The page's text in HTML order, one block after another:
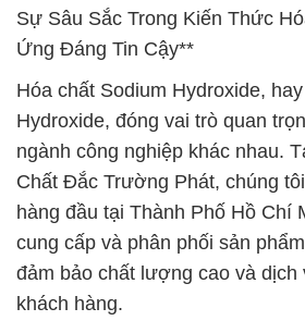
Sự Sâu Sắc Trong Kiến Thức
Ứng Đáng Tin Cậy**
Hóa chất Sodium Hydroxide,
Hydroxide, đóng vai trò quan
ngành công nghiệp khác nhau.
Chất Đắc Trường Phát, chúng
hàng đầu tại Thành Phố Hồ Chí
cung cấp và phân phối sản
đảm bảo chất lượng cao và dịch
khách hàng.